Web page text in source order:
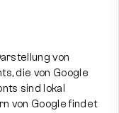
von
die von Google
sind lokal
von Google findet